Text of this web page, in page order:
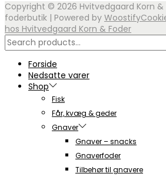
Copyright © 2026 Hvitvedgaard Korn
foderbutik | Powered by Woostify
hos Hvitvedgaard Korn & Foder
Search
for:>
Forside
Nedsatte varer
Shop
Fisk
Får, kvæg & geder
Gnaver
Gnaver – snacks
Gnaverfoder
Tilbehør til gnavere